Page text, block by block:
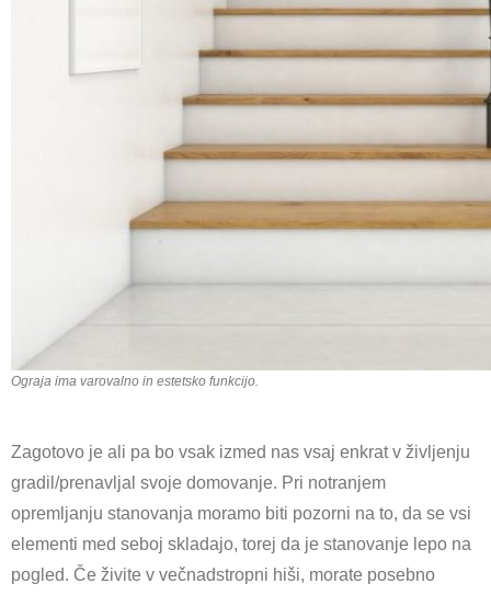
Ograja ima varovalno in estetsko funkcijo.
Zagotovo je ali pa bo vsak izmed nas vsaj enkrat v življenju
gradil/prenavljal svoje domovanje. Pri notranjem
opremljanju stanovanja moramo biti pozorni na to, da se vsi
elementi med seboj skladajo, torej da je stanovanje lepo na
pogled. Če živite v večnadstropni hiši, morate posebno